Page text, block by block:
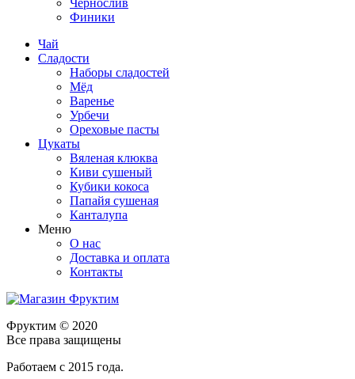
Чернослив
Финики
Чай
Сладости
Наборы сладостей
Мёд
Варенье
Урбечи
Ореховые пасты
Цукаты
Вяленая клюква
Киви сушеный
Кубики кокоса
Папайя сушеная
Канталупа
Меню
О нас
Доставка и оплата
Контакты
Фруктим © 2020
Все права защищены
Работаем с 2015 года.